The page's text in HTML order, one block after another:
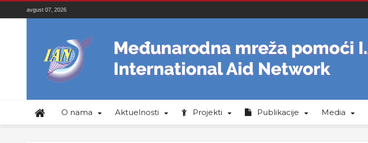
avgust 07, 2026
O nama Aktuelnosti Projekti Publikacije Media